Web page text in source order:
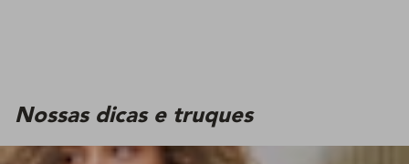
Nossas dicas e truques